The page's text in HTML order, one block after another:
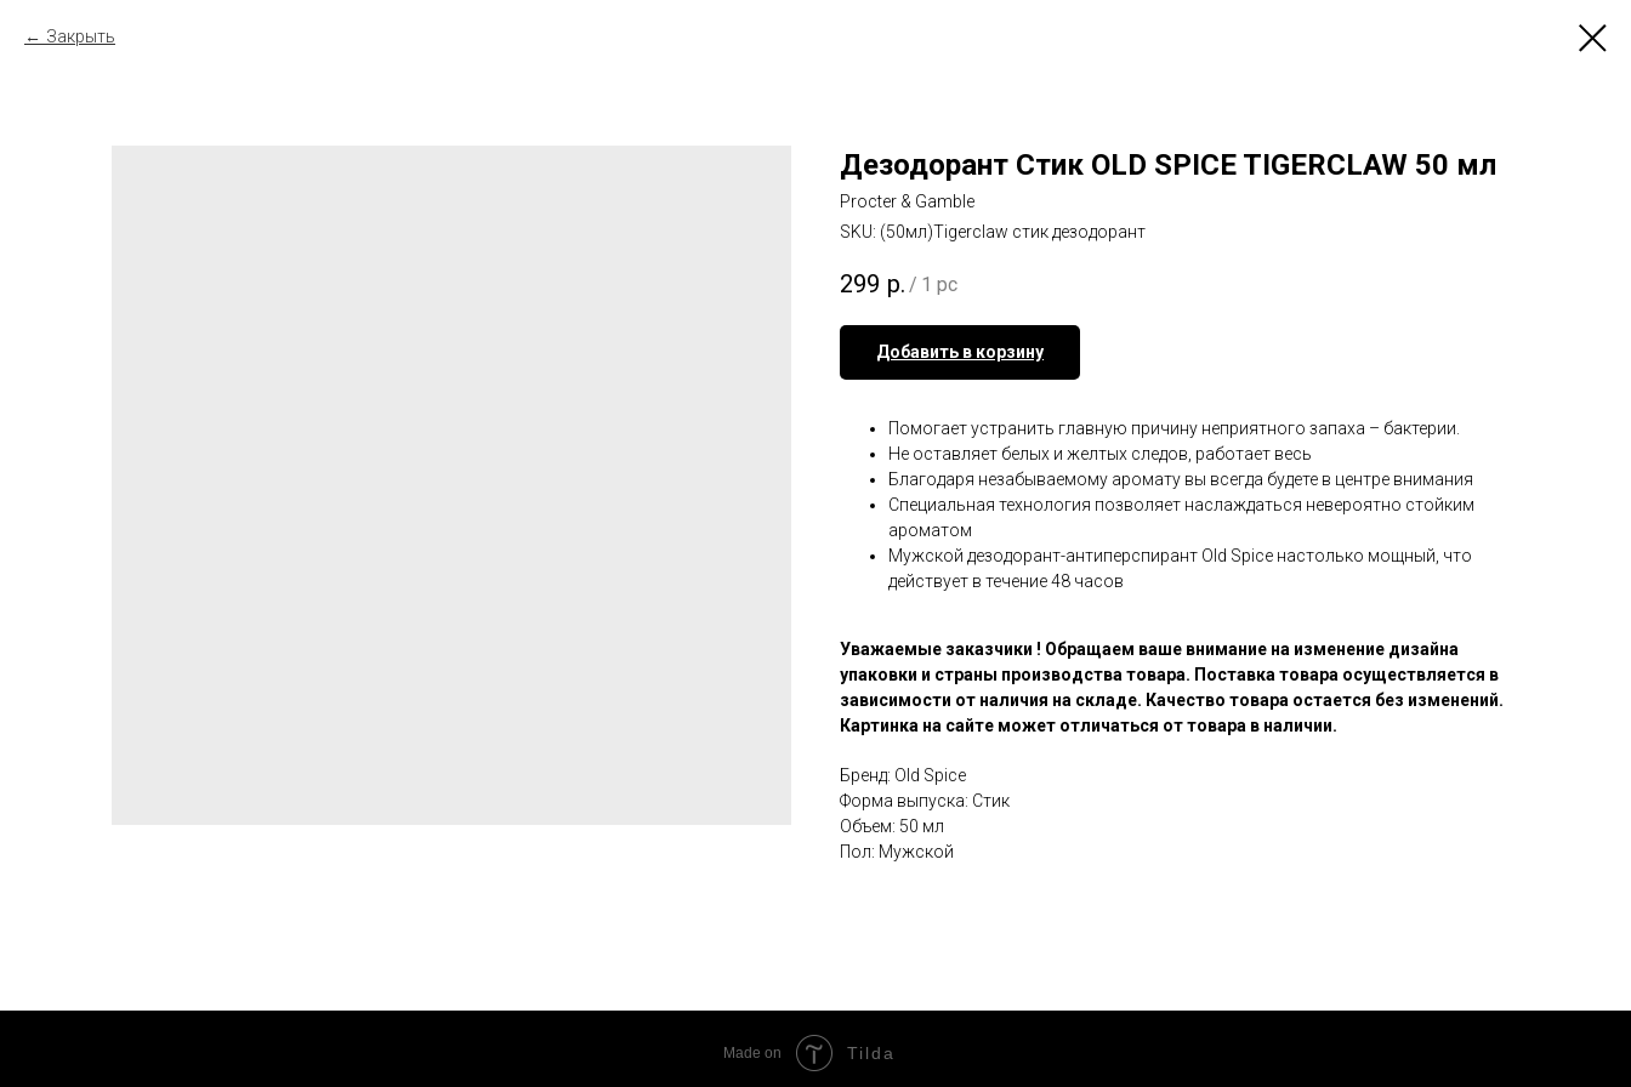
Закрыть
Дезодорант Стик OLD SPICE TIGERCLAW 50 мл
Procter & Gamble
SKU: (50мл)Tigerclaw стик дезодорант
299 р. / 1 pc
Добавить в корзину
Помогает устранить главную причину неприятного запаха – бактерии.
Не оставляет белых и желтых следов, работает весь
Благодаря незабываемому аромату вы всегда будете в центре внимания
Специальная технология позволяет наслаждаться невероятно стойким
ароматом
Мужской дезодорант-антиперспирант Old Spice настолько мощный, что
действует в течение 48 часов
Уважаемые заказчики ! Обращаем ваше внимание на изменение дизайна
упаковки и страны производства товара. Поставка товара осуществляется в
зависимости от наличия на складе. Качество товара остается без изменений.
Картинка на сайте может отличаться от товара в наличии.
Бренд: Old Spice
Форма выпуска: Стик
Объем: 50 мл
Пол: Мужской
Made on Tilda